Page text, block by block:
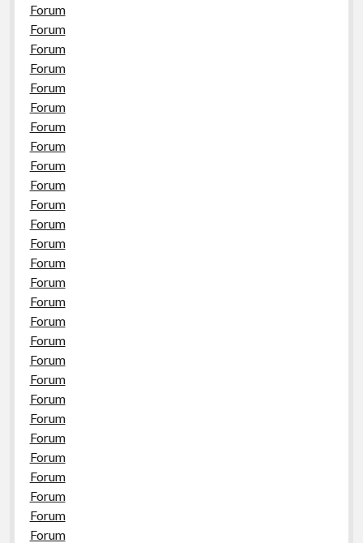
Forum
Forum
Forum
Forum
Forum
Forum
Forum
Forum
Forum
Forum
Forum
Forum
Forum
Forum
Forum
Forum
Forum
Forum
Forum
Forum
Forum
Forum
Forum
Forum
Forum
Forum
Forum
Forum